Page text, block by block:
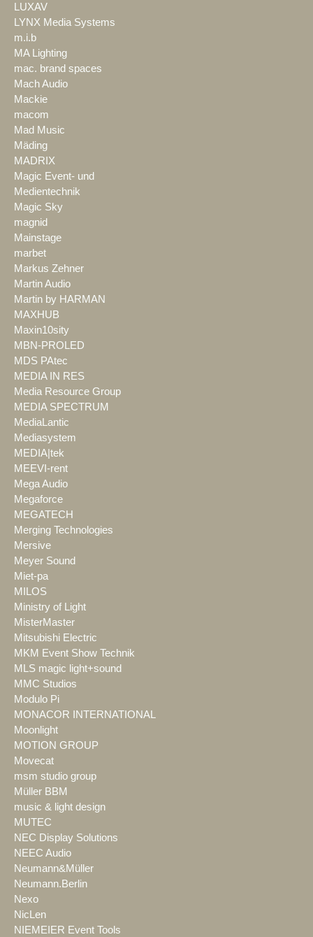
LUXAV
LYNX Media Systems
m.i.b
MA Lighting
mac. brand spaces
Mach Audio
Mackie
macom
Mad Music
Mäding
MADRIX
Magic Event- und
Medientechnik
Magic Sky
magnid
Mainstage
marbet
Markus Zehner
Martin Audio
Martin by HARMAN
MAXHUB
Maxin10sity
MBN-PROLED
MDS PAtec
MEDIA IN RES
Media Resource Group
MEDIA SPECTRUM
MediaLantic
Mediasystem
MEDIA|tek
MEEVI-rent
Mega Audio
Megaforce
MEGATECH
Merging Technologies
Mersive
Meyer Sound
Miet-pa
MILOS
Ministry of Light
MisterMaster
Mitsubishi Electric
MKM Event Show Technik
MLS magic light+sound
MMC Studios
Modulo Pi
MONACOR INTERNATIONAL
Moonlight
MOTION GROUP
Movecat
msm studio group
Müller BBM
music & light design
MUTEC
NEC Display Solutions
NEEC Audio
Neumann&Müller
Neumann.Berlin
Nexo
NicLen
NIEMEIER Event Tools